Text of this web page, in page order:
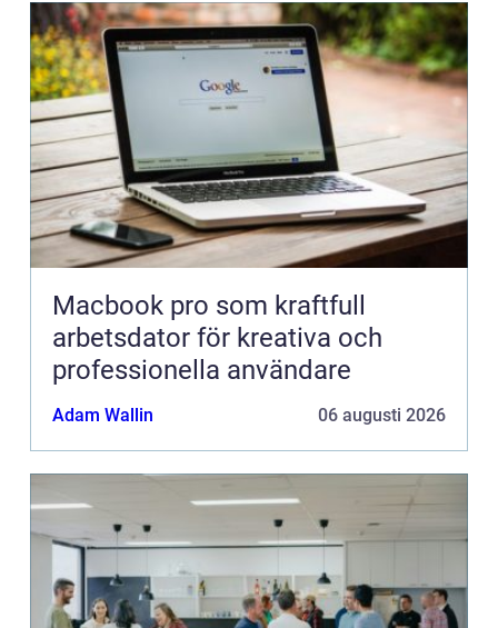
Macbook pro som kraftfull
arbetsdator för kreativa och
professionella användare
Adam Wallin 06 augusti 2026